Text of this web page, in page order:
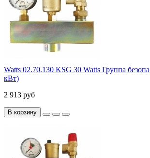
Watts 02.70.130 KSG 30 Watts Группа
кВт)
2 913 руб
В корзину